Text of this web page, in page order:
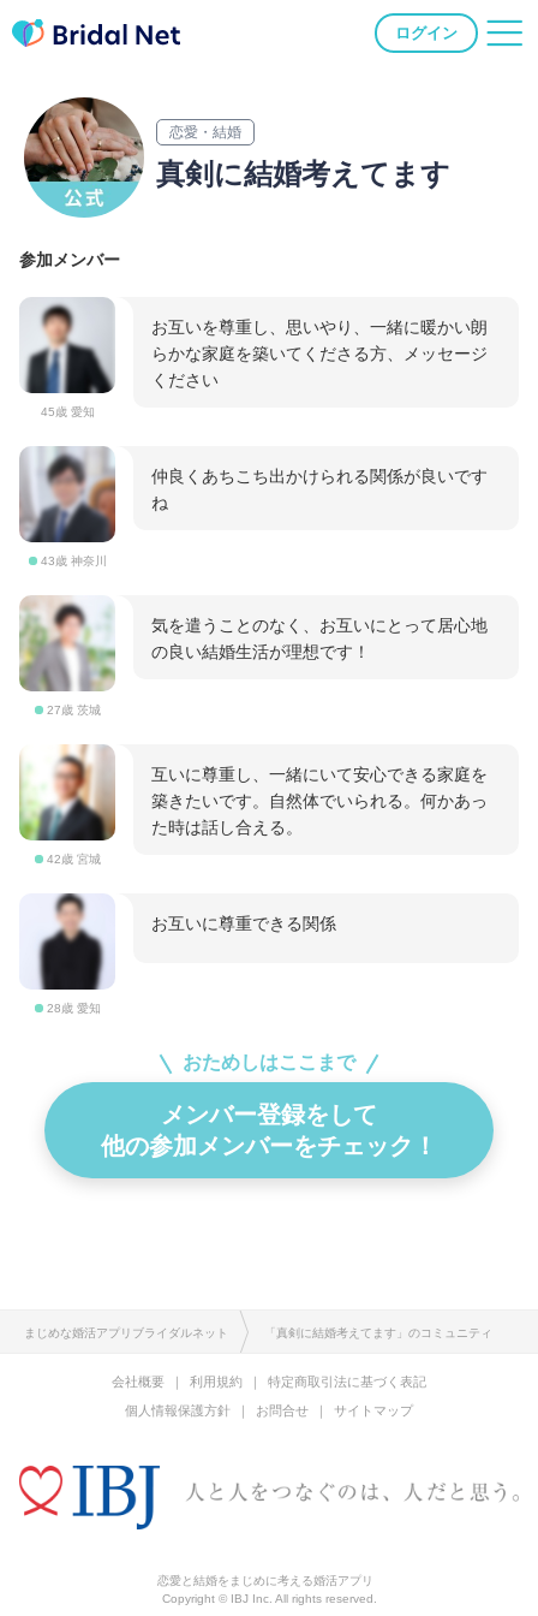
ログイン
恋愛・結婚
真剣に結婚考えてます
参加メンバー
45歳 愛知
お互いを尊重し、思いやり、一緒に暖かい朗
らかな家庭を築いてくださる方、メッセージ
ください
43歳 神奈川
仲良くあちこち出かけられる関係が良いです
ね
27歳 茨城
気を遣うことのなく、お互いにとって居心地
の良い結婚生活が理想です！
42歳 宮城
互いに尊重し、一緒にいて安心できる家庭を
築きたいです。自然体でいられる。何かあっ
た時は話し合える。
28歳 愛知
お互いに尊重できる関係
おためしはここまで
メンバー登録をして
他の参加メンバーをチェック！
まじめな婚活アプリブライダルネット 「真剣に結婚考えてます」のコミュニティ
会社概要 利用規約
特定商取引法に基づく表記
個人情報保護方針
お問合せ サイトマップ
恋愛と結婚をまじめに考える婚活アプリ
Copyright © IBJ Inc. All rights reserved.